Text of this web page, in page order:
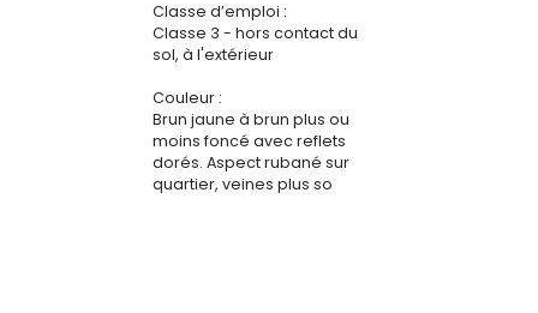
Classe d’emploi :
Classe 3 - hors contact du
sol, à l'extérieur
Couleur :
Brun jaune à brun plus ou
moins foncé avec reflets
dorés. Aspect rubané sur
quartier, veines plus so